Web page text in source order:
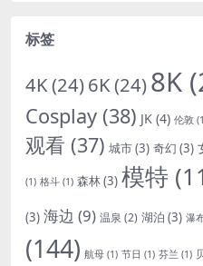
标签
4K(24)6K(24)8K
Cosplay (38) JK (4) 伦敦
观看 (37) 城市(3) 奇幻 (3)
(1) 格斗 (1) 森林(3) 模特
(3) 海边 (9) 温泉 (2) 湖泊 (3) 瀑
(144) 航母 (1) 节日 (1) 芬兰 (1)